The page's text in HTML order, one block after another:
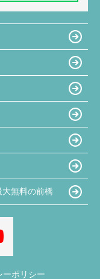
無料の前橋
ーポリシー